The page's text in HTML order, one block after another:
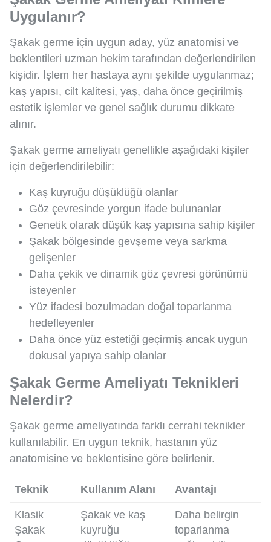
Uygulanır?
Şakak germe için uygun aday, yüz anatomisi ve
beklentileri uzman hekim tarafından değerlendirilen
kişidir. İşlem her hastaya aynı şekilde uygulanmaz;
kaş yapısı, cilt kalitesi, yaş, daha önce geçirilmiş
estetik işlemler ve genel sağlık durumu dikkate
alınır.
Şakak germe ameliyatı genellikle aşağıdaki kişiler
için değerlendirilebilir:
Kaş kuyruğu düşüklüğü olanlar
Göz çevresinde yorgun ifade bulunanlar
Genetik olarak düşük kaş yapısına sahip kişiler
Şakak bölgesinde gevşeme veya sarkma
gelişenler
Daha çekik ve dinamik göz çevresi görünümü
isteyenler
Yüz ifadesi bozulmadan doğal toparlanma
hedefleyenler
Daha önce yüz estetiği geçirmiş ancak uygun
dokusal yapıya sahip olanlar
Şakak Germe Ameliyatı Teknikleri
Nelerdir?
Şakak germe ameliyatında farklı cerrahi teknikler
kullanılabilir. En uygun teknik, hastanın yüz
anatomisine ve beklentisine göre belirlenir.
Teknik Kullanım Alanı Avantajı
Klasik
Şakak
Şakak ve kaş
kuyruğu
Daha belirgin
toparlanma